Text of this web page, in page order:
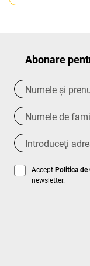
Abonare
AcceptPolitica de
newsletter.